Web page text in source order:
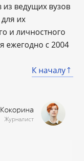
из ведущих вузов
их
и личностного
ежегодно с 2004
К началу
Журналист